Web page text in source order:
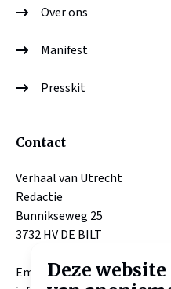
Over ons
Manifest
Presskit
Contact
Verhaal van Utrecht
Redactie
Bunnikseweg 25
3732 HV DE BILT
Email:Deze